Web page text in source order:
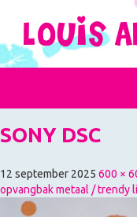
SONY DSC
12 september 2025 600 ×
opvangbak metaal / trendy